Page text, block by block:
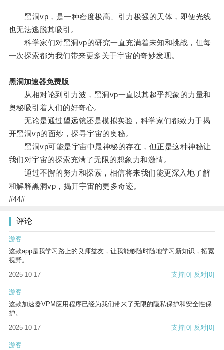
黑洞vp，是一种密度极高、引力极强的天体，即便光线
也无法逃脱其吸引。
科学家们对黑洞vp的研究一直充满着未知和挑战，但每
一次探索都为我们带来更多关于宇宙的奇妙发现。
黑洞加速器免费版
从相对论到引力波，黑洞vp一直以其超乎想象的力量和
奥秘吸引着人们的好奇心。
无论是通过望远镜还是模拟实验，科学家们都致力于揭
开黑洞vp的面纱，探寻宇宙的奥秘。
黑洞vp可能是宇宙中最神秘的存在，但正是这种神秘让
我们对宇宙的探索充满了无限的想象力和激情。
通过不懈的努力和探索，相信将来我们能更深入地了解
和解释黑洞vp，揭开宇宙的更多奇迹。
#44#
评论
游客
这款app是我学习路上的良师益友，让我能够随时随地学习新知识，拓宽
视野。
2025-10-17
支持[0] 反对[0]
游客
这款加速器VPM应用程序已经为我们带来了无限的隐私保护和安全性保
护。
2025-10-17
支持[0] 反对[0]
游客